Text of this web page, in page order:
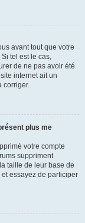
avant tout que votre
tel est le cas,
de ne pas avoir été
internet ait un
corriger.
plus me
votre compte
suppriment
taille de leur base de
essayez de participer